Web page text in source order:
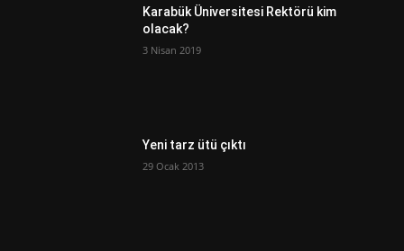
Karabük Üniversitesi Rektörü kim
olacak?
3 Nisan 2019
Yeni tarz ütü çıktı
29 Ocak 2013